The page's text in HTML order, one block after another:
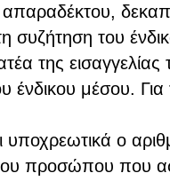
απαραδέκτου,
συζήτηση του
της εισαγγελίας
ένδικου μέσου.
υποχρεωτικά ο
προσώπου που